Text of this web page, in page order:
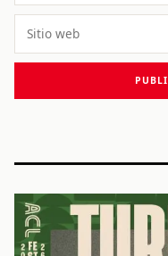
Sitio
web